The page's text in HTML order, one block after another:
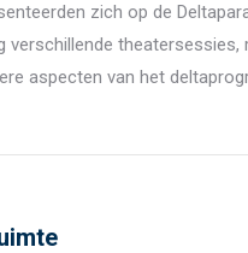
zich op de
verschillende
aspecten van het